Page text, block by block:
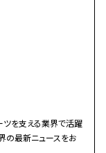
を支える業界で活躍
の最新ニュースをお